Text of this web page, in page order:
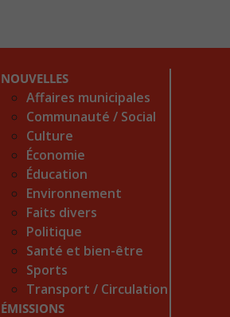
NOUVELLES
Affaires municipales
Communauté / Social
Culture
Économie
Éducation
Environnement
Faits divers
Politique
Santé et bien-être
Sports
Transport / Circulation
ÉMISSIONS